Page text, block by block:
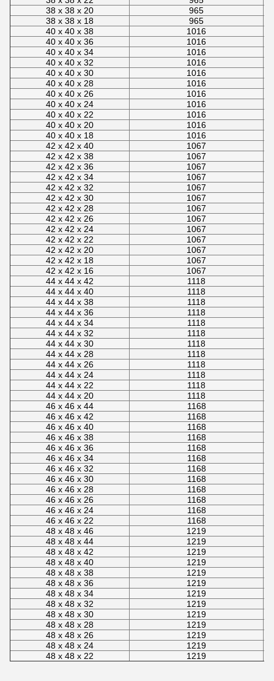
38 x 38 x 20
965
38 x 38 x 18
965
40 x 40 x 38
1016
40 x 40 x 36
1016
40 x 40 x 34
1016
40 x 40 x 32
1016
40 x 40 x 30
1016
40 x 40 x 28
1016
40 x 40 x 26
1016
40 x 40 x 24
1016
40 x 40 x 22
1016
40 x 40 x 20
1016
40 x 40 x 18
1016
42 x 42 x 40
1067
42 x 42 x 38
1067
42 x 42 x 36
1067
42 x 42 x 34
1067
42 x 42 x 32
1067
42 x 42 x 30
1067
42 x 42 x 28
1067
42 x 42 x 26
1067
42 x 42 x 24
1067
42 x 42 x 22
1067
42 x 42 x 20
1067
42 x 42 x 18
1067
42 x 42 x 16
1067
44 x 44 x 42
1118
44 x 44 x 40
1118
44 x 44 x 38
1118
44 x 44 x 36
1118
44 x 44 x 34
1118
44 x 44 x 32
1118
44 x 44 x 30
1118
44 x 44 x 28
1118
44 x 44 x 26
1118
44 x 44 x 24
1118
44 x 44 x 22
1118
44 x 44 x 20
1118
46 x 46 x 44
1168
46 x 46 x 42
1168
46 x 46 x 40
1168
46 x 46 x 38
1168
46 x 46 x 36
1168
46 x 46 x 34
1168
46 x 46 x 32
1168
46 x 46 x 30
1168
46 x 46 x 28
1168
46 x 46 x 26
1168
46 x 46 x 24
1168
46 x 46 x 22
1168
48 x 48 x 46
1219
48 x 48 x 44
1219
48 x 48 x 42
1219
48 x 48 x 40
1219
48 x 48 x 38
1219
48 x 48 x 36
1219
48 x 48 x 34
1219
48 x 48 x 32
1219
48 x 48 x 30
1219
48 x 48 x 28
1219
48 x 48 x 26
1219
48 x 48 x 24
1219
48 x 48 x 22
1219